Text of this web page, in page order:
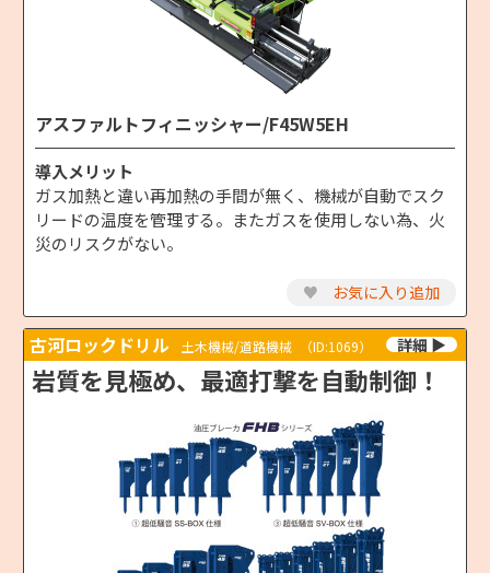
アスファルトフィニッシャー/F45W5EH
導入メリット
ガス加熱と違い再加熱の手間が無く、機械が自動でスク
リードの温度を管理する。またガスを使用しない為、火
災のリスクがない。
♥ お気に入り追加
古河ロックドリル 土木機械/道路機械 （ID:1069）
岩質を見極め、最適打撃を自動制御！